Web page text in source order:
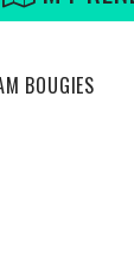
BOUGIES